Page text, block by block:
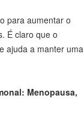
para aumentar o
É claro que o
ajuda a manter uma
Menopausa,